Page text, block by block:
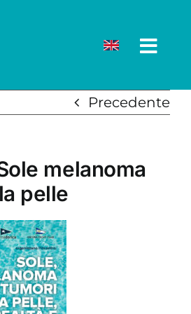
Precedente
melanoma
pelle